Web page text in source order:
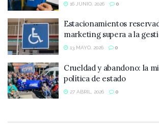
16 JUNIO, 2026 0
Estacionamientos
marketing supera a la
13 MAYO, 2026 0
Crueldad y abandono: la
política de estado
27 ABRIL, 2026 0